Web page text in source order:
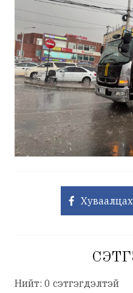
Хуваалцах
Нийт: 0 сэтгэгдэлтэй